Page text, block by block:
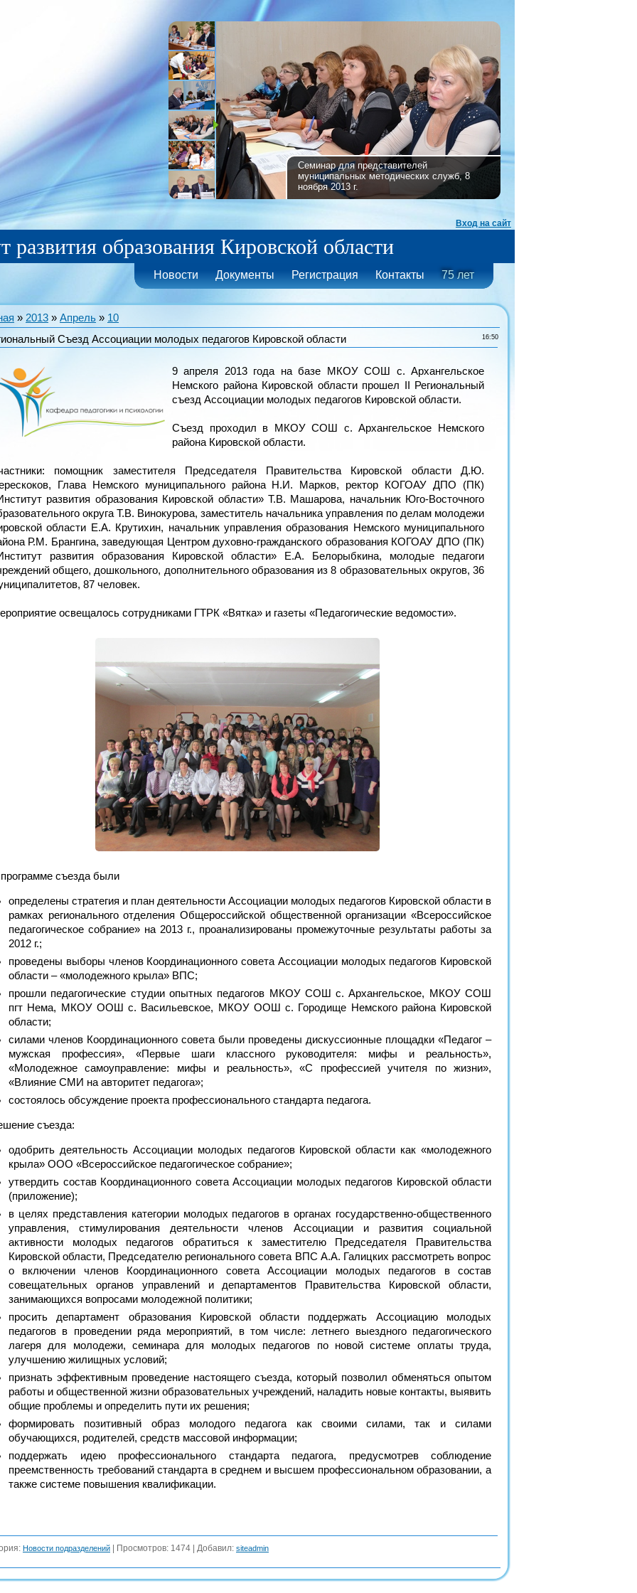
Семинар для представителей
муниципальных методических служб, 8
ноября 2013 г.
Вход на сайт
развития образования Кировской области
Новости Документы Регистрация Контакты 75 лет
» 2013 » Апрель » 10
16:50
Съезд Ассоциации молодых педагогов Кировской области
9 апреля 2013 года на базе МКОУ СОШ с. Архангельское
Немского района Кировской области прошел II Региональный
съезд Ассоциации молодых педагогов Кировской области.
Cъезд проходил в МКОУ СОШ с. Архангельское Немского
района Кировской области.
помощник заместителя Председателя Правительства Кировской области Д.Ю.
Глава Немского муниципального района Н.И. Марков, ректор КОГОАУ ДПО (ПК)
развития образования Кировской области» Т.В. Машарова, начальник Юго-Восточного
округа Т.В. Винокурова, заместитель начальника управления по делам молодежи
области Е.А. Крутихин, начальник управления образования Немского муниципального
Р.М. Брангина, заведующая Центром духовно-гражданского образования КОГОАУ ДПО (ПК)
развития образования Кировской области» Е.А. Белорыбкина, молодые педагоги
общего, дошкольного, дополнительного образования из 8 образовательных округов, 36
87 человек.
освещалось сотрудниками ГТРК «Вятка» и газеты «Педагогические ведомости».
съезда были
определены стратегия и план деятельности Ассоциации молодых педагогов Кировской области в
рамках регионального отделения Общероссийской общественной организации «Всероссийское
педагогическое собрание» на 2013 г., проанализированы промежуточные результаты работы за
2012 г.;
проведены выборы членов Координационного совета Ассоциации молодых педагогов Кировской
области – «молодежного крыла» ВПС;
прошли педагогические студии опытных педагогов МКОУ СОШ с. Архангельское, МКОУ СОШ
пгт Нема, МКОУ ООШ с. Васильевское, МКОУ ООШ с. Городище Немского района Кировской
области;
силами членов Координационного совета были проведены дискуссионные площадки «Педагог –
мужская профессия», «Первые шаги классного руководителя: мифы и реальность»,
«Молодежное самоуправление: мифы и реальность», «С профессией учителя по жизни»,
«Влияние СМИ на авторитет педагога»;
состоялось обсуждение проекта профессионального стандарта педагога.
съезда:
одобрить деятельность Ассоциации молодых педагогов Кировской области как «молодежного
крыла» ООО «Всероссийское педагогическое собрание»;
утвердить состав Координационного совета Ассоциации молодых педагогов Кировской области
(приложение);
в целях представления категории молодых педагогов в органах государственно-общественного
управления, стимулирования деятельности членов Ассоциации и развития социальной
активности молодых педагогов обратиться к заместителю Председателя Правительства
Кировской области, Председателю регионального совета ВПС А.А. Галицких рассмотреть вопрос
о включении членов Координационного совета Ассоциации молодых педагогов в состав
совещательных органов управлений и департаментов Правительства Кировской области,
занимающихся вопросами молодежной политики;
просить департамент образования Кировской области поддержать Ассоциацию молодых
педагогов в проведении ряда мероприятий, в том числе: летнего выездного педагогического
лагеря для молодежи, семинара для молодых педагогов по новой системе оплаты труда,
улучшению жилищных условий;
признать эффективным проведение настоящего съезда, который позволил обменяться опытом
работы и общественной жизни образовательных учреждений, наладить новые контакты, выявить
общие проблемы и определить пути их решения;
формировать позитивный образ молодого педагога как своими силами, так и силами
обучающихся, родителей, средств массовой информации;
поддержать идею профессионального стандарта педагога, предусмотрев соблюдение
преемственность требований стандарта в среднем и высшем профессиональном образовании, а
также системе повышения квалификации.
: Новости подразделений Просмотров: 1474 | Добавил: siteadmin